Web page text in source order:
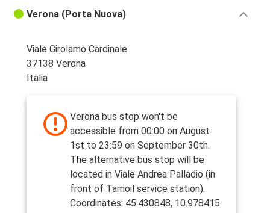
Verona (Porta Nuova)
Viale Girolamo Cardinale
37138 Verona
Italia
Verona bus stop won't be
accessible from 00:00 on August
1st to 23:59 on September 30th.
The alternative bus stop will be
located in Viale Andrea Palladio (in
front of Tamoil service station).
Coordinates: 45.430848, 10.978415